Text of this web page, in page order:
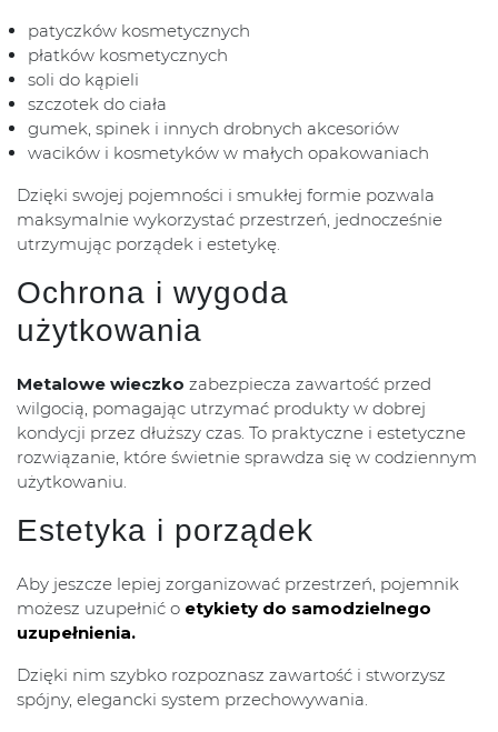
patyczków kosmetycznych
płatków kosmetycznych
soli do kąpieli
szczotek do ciała
gumek, spinek i innych drobnych akcesoriów
wacików i kosmetyków w małych opakowaniach
Dzięki swojej pojemności i smukłej formie pozwala
maksymalnie wykorzystać przestrzeń, jednocześnie
utrzymując porządek i estetykę.
Ochrona i wygoda
użytkowania
Metalowe wieczko zabezpiecza zawartość przed
wilgocią, pomagając utrzymać produkty w dobrej
kondycji przez dłuższy czas. To praktyczne i estetyczne
rozwiązanie, które świetnie sprawdza się w codziennym
użytkowaniu.
Estetyka i porządek
Aby jeszcze lepiej zorganizować przestrzeń, pojemnik
możesz uzupełnić o etykiety do samodzielnego
uzupełnienia.
Dzięki nim szybko rozpoznasz zawartość i stworzysz
spójny, elegancki system przechowywania.